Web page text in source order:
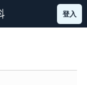
登入